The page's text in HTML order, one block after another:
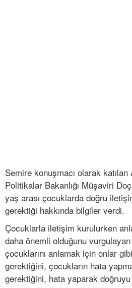
Semire konuşmacı olarak
Politikalar Bakanlığı Müşaviri
yaş arası çocuklarda doğru
gerektiği hakkında bilgiler verdi.
Çocuklarla iletişim kurulurken
daha önemli olduğunu
çocuklarını anlamak için onlar
gerektiğini, çocukların hata
gerektiğini, hata yaparak